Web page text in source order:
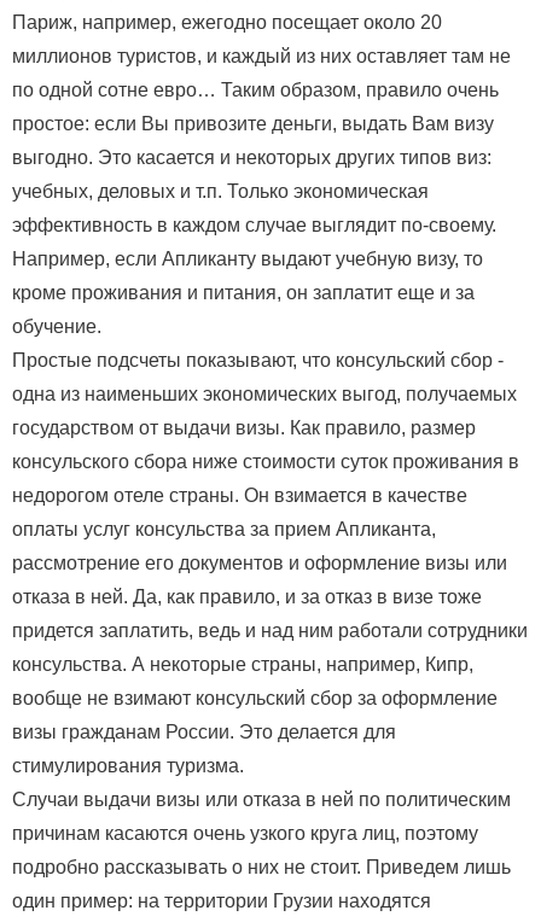
Париж, например, ежегодно посещает около 20
миллионов туристов, и каждый из них оставляет там не
по одной сотне евро… Таким образом, правило очень
простое: если Вы привозите деньги, выдать Вам визу
выгодно. Это касается и некоторых других типов виз:
учебных, деловых и т.п. Только экономическая
эффективность в каждом случае выглядит по-своему.
Например, если Апликанту выдают учебную визу, то
кроме проживания и питания, он заплатит еще и за
обучение.
Простые подсчеты показывают, что консульский сбор -
одна из наименьших экономических выгод, получаемых
государством от выдачи визы. Как правило, размер
консульского сбора ниже стоимости суток проживания в
недорогом отеле страны. Он взимается в качестве
оплаты услуг консульства за прием Апликанта,
рассмотрение его документов и оформление визы или
отказа в ней. Да, как правило, и за отказ в визе тоже
придется заплатить, ведь и над ним работали сотрудники
консульства. А некоторые страны, например, Кипр,
вообще не взимают консульский сбор за оформление
визы гражданам России. Это делается для
стимулирования туризма.
Случаи выдачи визы или отказа в ней по политическим
причинам касаются очень узкого круга лиц, поэтому
подробно рассказывать о них не стоит. Приведем лишь
один пример: на территории Грузии находятся